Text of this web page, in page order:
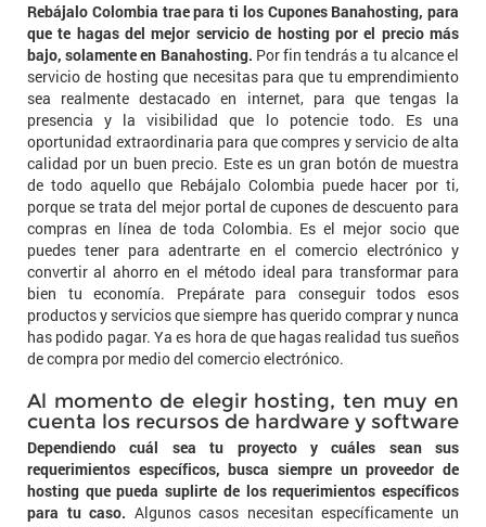
Rebájalo Colombia trae para ti los Cupones Banahosting, para
que te hagas del mejor servicio de hosting por el precio más
bajo, solamente en Banahosting. Por fin tendrás a tu alcance el
servicio de hosting que necesitas para que tu emprendimiento
sea realmente destacado en internet, para que tengas la
presencia y la visibilidad que lo potencie todo. Es una
oportunidad extraordinaria para que compres y servicio de alta
calidad por un buen precio. Este es un gran botón de muestra
de todo aquello que Rebájalo Colombia puede hacer por ti,
porque se trata del mejor portal de cupones de descuento para
compras en línea de toda Colombia. Es el mejor socio que
puedes tener para adentrarte en el comercio electrónico y
convertir al ahorro en el método ideal para transformar para
bien tu economía. Prepárate para conseguir todos esos
productos y servicios que siempre has querido comprar y nunca
has podido pagar. Ya es hora de que hagas realidad tus sueños
de compra por medio del comercio electrónico.
Al momento de elegir hosting, ten muy en
cuenta los recursos de hardware y software
Dependiendo cuál sea tu proyecto y cuáles sean sus
requerimientos específicos, busca siempre un proveedor de
hosting que pueda suplirte de los requerimientos específicos
para tu caso. Algunos casos necesitan específicamente un